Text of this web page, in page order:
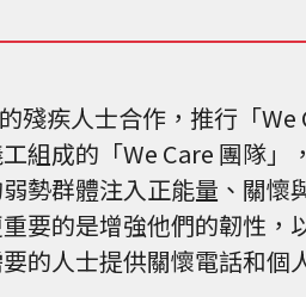
殘疾人士合作，推行「We
組成的「We Care 團隊」
勢群體注入正能量、關懷
要的是增強他們的韌性，
的人士提供關懷電話和個